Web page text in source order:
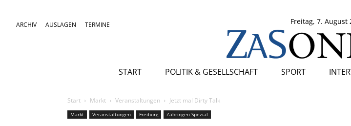
ARCHIV AUSLAGEN TERMINE Freitag, 7. August
START POLITIK & GESELLSCHAFT SPORT
Start Markt Veranstaltungen Jetzt mal Dirty Talk
Markt Veranstaltungen Freiburg Zähringen Spezial